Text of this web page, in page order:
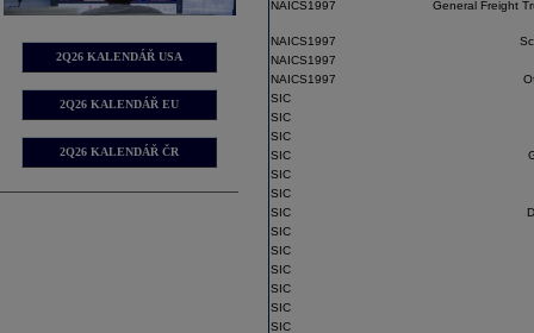
2Q26 KALENDÁŘ USA
2Q26 KALENDÁŘ EU
2Q26 KALENDÁŘ ČR
NAICS1997
General Freight
NAICS1997
NAICS1997
NAICS1997
SIC
SIC
SIC
SIC
SIC
SIC
SIC
SIC
SIC
SIC
SIC
SIC
SIC